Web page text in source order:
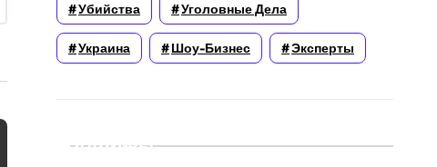
Убийства Уголовные Дела
Украина Шоу-Бизнес Эксперты
Архивы